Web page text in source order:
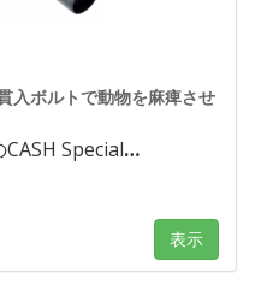
ボルトで動物を麻痺させ
Special…
表示